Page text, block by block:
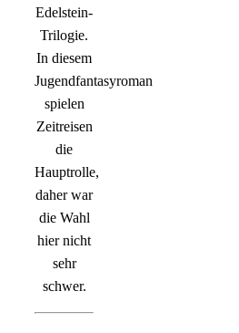
Edelstein-
Trilogie.
In diesem
Jugendfantasyroman
spielen
Zeitreisen
die
Hauptrolle,
daher war
die Wahl
hier nicht
sehr
schwer.